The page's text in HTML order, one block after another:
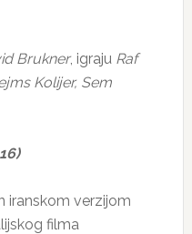
Brukner, igraju Raf
Kolijer, Sem
iranskom verzijom
filma